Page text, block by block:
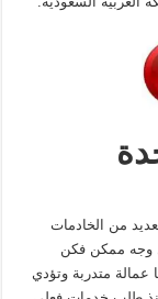
من الخادمات
وجه ممكن فكن
عمالة متدربة وتؤدي